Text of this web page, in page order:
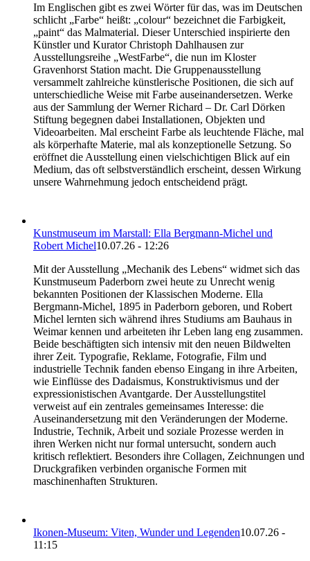
Im Englischen gibt es zwei Wörter für das, was im Deutschen
schlicht „Farbe“ heißt: „colour“ bezeichnet die Farbigkeit,
„paint“ das Malmaterial. Dieser Unterschied inspirierte den
Künstler und Kurator Christoph Dahlhausen zur
Ausstellungsreihe „WestFarbe“, die nun im Kloster
Gravenhorst Station macht. Die Gruppenausstellung
versammelt zahlreiche künstlerische Positionen, die sich auf
unterschiedliche Weise mit Farbe auseinandersetzen. Werke
aus der Sammlung der Werner Richard – Dr. Carl Dörken
Stiftung begegnen dabei Installationen, Objekten und
Videoarbeiten. Mal erscheint Farbe als leuchtende Fläche, mal
als körperhafte Materie, mal als konzeptionelle Setzung. So
eröffnet die Ausstellung einen vielschichtigen Blick auf ein
Medium, das oft selbstverständlich erscheint, dessen Wirkung
unsere Wahrnehmung jedoch entscheidend prägt.
Kunstmuseum im Marstall: Ella Bergmann-Michel und
Robert Michel10.07.26 - 12:26
Mit der Ausstellung „Mechanik des Lebens“ widmet sich das
Kunstmuseum Paderborn zwei heute zu Unrecht wenig
bekannten Positionen der Klassischen Moderne. Ella
Bergmann-Michel, 1895 in Paderborn geboren, und Robert
Michel lernten sich während ihres Studiums am Bauhaus in
Weimar kennen und arbeiteten ihr Leben lang eng zusammen.
Beide beschäftigten sich intensiv mit den neuen Bildwelten
ihrer Zeit. Typografie, Reklame, Fotografie, Film und
industrielle Technik fanden ebenso Eingang in ihre Arbeiten,
wie Einflüsse des Dadaismus, Konstruktivismus und der
expressionistischen Avantgarde. Der Ausstellungstitel
verweist auf ein zentrales gemeinsames Interesse: die
Auseinandersetzung mit den Veränderungen der Moderne.
Industrie, Technik, Arbeit und soziale Prozesse werden in
ihren Werken nicht nur formal untersucht, sondern auch
kritisch reflektiert. Besonders ihre Collagen, Zeichnungen und
Druckgrafiken verbinden organische Formen mit
maschinenhaften Strukturen.
Ikonen-Museum: Viten, Wunder und Legenden10.07.26 -
11:15